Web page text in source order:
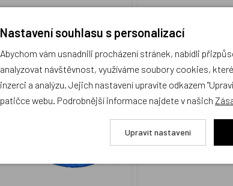
Nastavení souhlasu s personalizací
Abychom vám usnadnili procházení stránek, nabídli
analyzovat návštěvnost, využíváme soubory cookies,
inzerci a analýzu. Jejich nastavení upravíte odkazem
patičce webu. Podrobnější informace najdete v našich
Upravit nastavení